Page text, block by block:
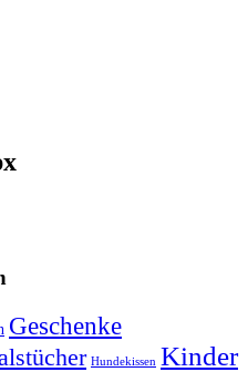
Geschenke
Hundekissen Kinder